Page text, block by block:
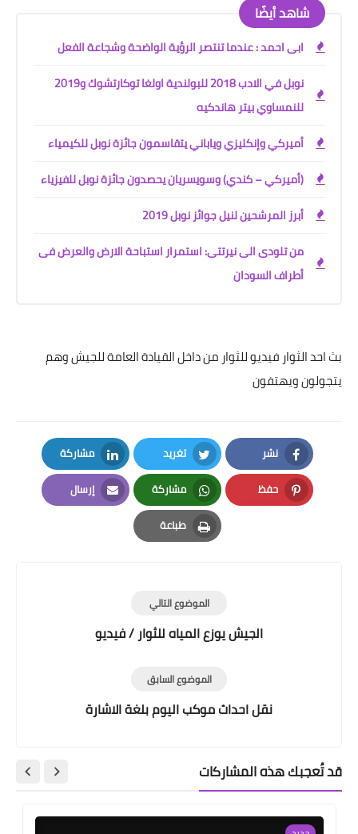
شاهد أيضًا
ابى احمد : عندما تنتصر الرؤية الواضحة وشجاعة الفعل
نوبل في الادب 2018 للبولندية اولغا توكارتشوك و2019
للنمساوي بيتر هاندكيه
أميركي وإنكليزي وياباني يتقاسمون جائزة نوبل للكيمياء
(أميركي – كندي) وسويسريان يحصدون جائزة نوبل للفيزياء
أبرز المرشحين لنيل جوائز نوبل 2019
من تلودى الى نيرتتى: استمرار استباحة الارض والعرض فى
أطراف السودان
بث احد الثوار فيديو للثوار من داخل القيادة العامة للجيش وهم
يتجولون ويهتفون
نشر
Facebook
تغريد
Twitter
مشاركة
LinkedIn
حفظ
Pinterest
مشاركة
Whatsapp
إرسال
Email
طباعة
Print
الموضوع التالي
الجيش يوزع المياه للثوار / فيديو
الموضوع السابق
نقل احداث موكب اليوم بلغة الاشارة
قد تُعجبك هذه المشاركات